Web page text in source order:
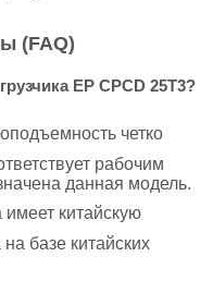
(FAQ)
EP CPCD 25T3?
четко
рабочим
данная модель.
имеет китайскую
базе китайских